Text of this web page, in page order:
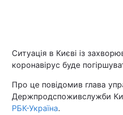
Ситуація в Києві із
коронавірус буде
Про це повідомив глава
Держпродспоживслужби
РБК-Україна.